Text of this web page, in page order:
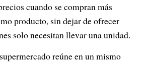
cuando se compran más
producto, sin dejar de ofrecer
solo necesitan llevar una unidad.
reúne en un mismo